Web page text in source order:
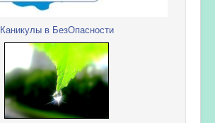
Каникулы в БезОпасности